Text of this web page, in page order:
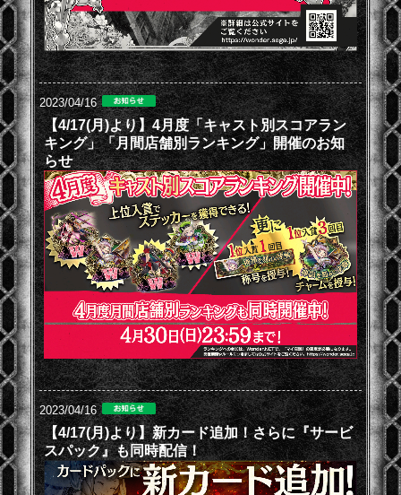
2023/04/16
【4/17(月)より】4月度「キャスト別スコアラン
キング」「月間店舗別ランキング」開催のお知
らせ
2023/04/16
【4/17(月)より】新カード追加！さらに『サービ
スパック』も同時配信！